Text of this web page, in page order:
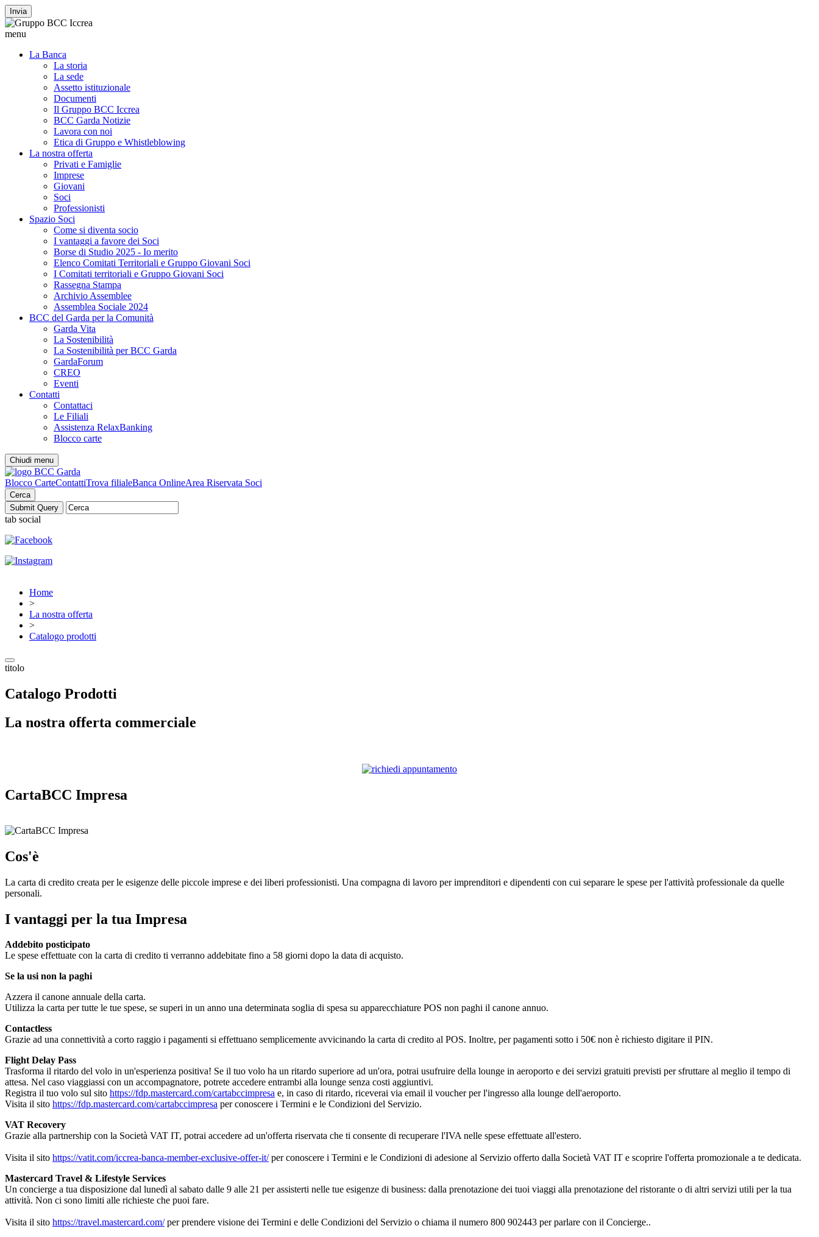
Invia
menu
La Banca
La storia
La sede
Assetto istituzionale
Documenti
Il Gruppo BCC Iccrea
BCC Garda Notizie
Lavora con noi
Etica di Gruppo e Whistleblowing
La nostra offerta
Privati e Famiglie
Imprese
Giovani
Soci
Professionisti
Spazio Soci
Come si diventa socio
I vantaggi a favore dei Soci
Borse di Studio 2025 - Io merito
Elenco Comitati Territoriali e Gruppo Giovani Soci
I Comitati territoriali e Gruppo Giovani Soci
Rassegna Stampa
Archivio Assemblee
Assemblea Sociale 2024
BCC del Garda per la Comunità
Garda Vita
La Sostenibilità
La Sostenibilità per BCC Garda
GardaForum
CREO
Eventi
Contatti
Contattaci
Le Filiali
Assistenza RelaxBanking
Blocco carte
Chiudi menu
Blocco CarteContattiTrova filialeBanca OnlineArea Riservata Soci
Cerca
tab social
Home
>
La nostra offerta
>
Catalogo prodotti
titolo
Catalogo Prodotti
La nostra offerta commerciale
CartaBCC Impresa
Cos'è
La carta di credito creata per le esigenze delle piccole imprese e dei liberi professionisti. Una compagna di lavoro per imprenditori e dipendenti con cui separare le spese per l'attività professionale da quelle
personali.
I vantaggi per la tua Impresa
Addebito posticipato
Le spese effettuate con la carta di credito ti verranno addebitate fino a 58 giorni dopo la data di acquisto.
Se la usi non la paghi
Azzera il canone annuale della carta.
Utilizza la carta per tutte le tue spese, se superi in un anno una determinata soglia di spesa su apparecchiature POS non paghi il canone annuo.
Contactless
Grazie ad una connettività a corto raggio i pagamenti si effettuano semplicemente avvicinando la carta di credito al POS. Inoltre, per pagamenti sotto i 50€ non è richiesto digitare il PIN.
Flight Delay Pass
Trasforma il ritardo del volo in un'esperienza positiva! Se il tuo volo ha un ritardo superiore ad un'ora, potrai usufruire della lounge in aeroporto e dei servizi gratuiti previsti per sfruttare al meglio il tempo di
attesa. Nel caso viaggiassi con un accompagnatore, potrete accedere entrambi alla lounge senza costi aggiuntivi.
Registra il tuo volo sul sito https://fdp.mastercard.com/cartabccimpresa e, in caso di ritardo, riceverai via email il voucher per l'ingresso alla lounge dell'aeroporto.
Visita il sito https://fdp.mastercard.com/cartabccimpresa per conoscere i Termini e le Condizioni del Servizio.
VAT Recovery
Grazie alla partnership con la Società VAT IT, potrai accedere ad un'offerta riservata che ti consente di recuperare l'IVA nelle spese effettuate all'estero.
Visita il sito https://vatit.com/iccrea-banca-member-exclusive-offer-it/per conoscere i Termini e le Condizioni di adesione al Servizio offerto dalla Società VAT IT e scoprire l'offerta promozionale a te dedicata.
Mastercard Travel & Lifestyle Services
Un concierge a tua disposizione dal lunedì al sabato dalle 9 alle 21 per assisterti nelle tue esigenze di business: dalla prenotazione dei tuoi viaggi alla prenotazione del ristorante o di altri servizi utili per la tua
attività. Non ci sono limiti alle richieste che puoi fare.
Visita il sito https://travel.mastercard.com/per prendere visione dei Termini e delle Condizioni del Servizio o chiama il numero 800 902443 per parlare con il Concierge..